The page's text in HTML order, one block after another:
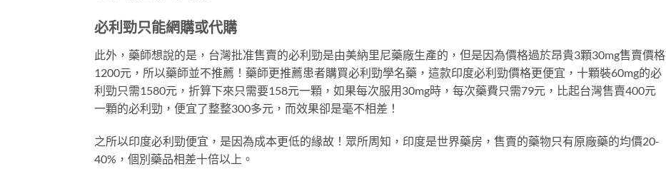
必利勁只能網購或代購
此外，藥師想說的是，台灣批准售賣的必利勁是由美納里尼藥廠生產的，但是因為價格過於昂貴3顆30mg售賣價格
1200元，所以藥師並不推薦！藥師更推薦患者購買必利勁學名藥，這款印度必利勁價格更便宜，十顆裝60mg的必
利勁只需1580元，折算下來只需要158元一顆，如果每次服用30mg時，每次藥費只需79元，比起台灣售賣400元
一顆的必利勁，便宜了整整300多元，而效果卻是毫不相差！
之所以印度必利勁便宜，是因為成本更低的緣故！眾所周知，印度是世界藥房，售賣的藥物只有原廠藥的均價20-
40%，個別藥品相差十倍以上。